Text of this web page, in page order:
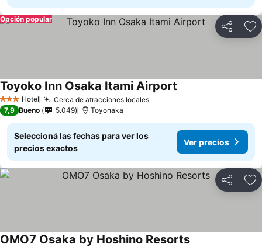
Compartir
Opción popular
3 Estrellas
Hotel Cerca de atracciones locales
Toyoko Inn Osaka Itami Airport
7,9 Bueno 5.049 Toyonaka
Seleccioná las fechas para ver los
precios exactos
Ver precios
Compartir
OMO7 Osaka by Hoshino Resorts